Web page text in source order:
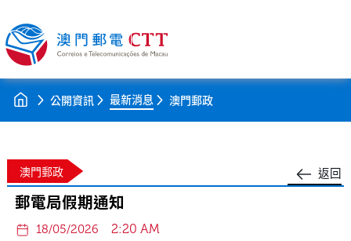
公開資訊 最新消息 澳門郵政
返回
澳門郵政
郵電局假期通知
18/05/2026 2:20 AM